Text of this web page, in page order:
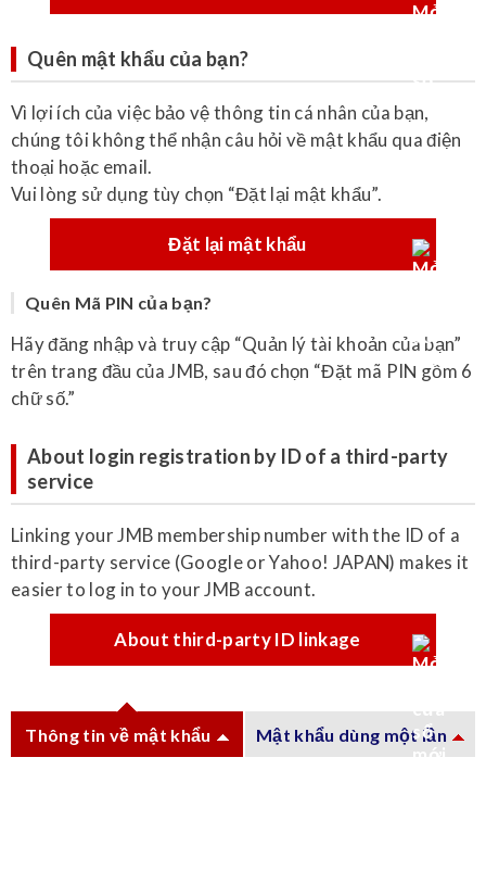
Quên mật khẩu của bạn?
Vì lợi ích của việc bảo vệ thông tin cá nhân của bạn,
chúng tôi không thể nhận câu hỏi về mật khẩu qua điện
thoại hoặc email.
Vui lòng sử dụng tùy chọn “Đặt lại mật khẩu”.
Đặt lại mật khẩu
Quên Mã PIN của bạn?
Hãy đăng nhập và truy cập “Quản lý tài khoản của bạn”
trên trang đầu của JMB, sau đó chọn “Đặt mã PIN gồm 6
chữ số.”
About login registration by ID of a third-party
service
Linking your JMB membership number with the ID of a
third-party service (Google or Yahoo! JAPAN) makes it
easier to log in to your JMB account.
About third-party ID linkage
Thông tin về mật khẩu Mật khẩu dùng một lần